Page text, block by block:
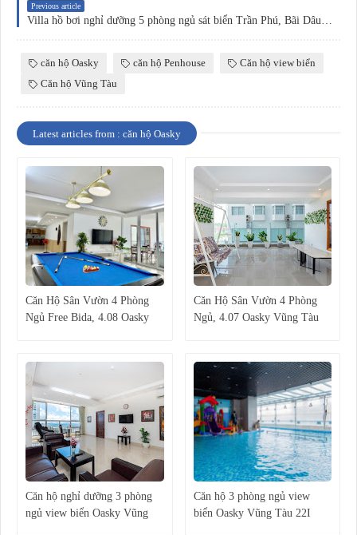
Previous article
căn hộ Oasky căn hộ Penhouse
Căn hộ view biển
Căn hộ Vũng Tàu
Latest articles from : căn hộ Oasky
Căn Hộ Sân Vườn 4 Phòng
Ngủ Free Bida, 4.08 Oasky
Căn Hộ Sân Vườn 4 Phòng
Ngủ, 4.07 Oasky Vũng Tàu
Căn hộ nghỉ dưỡng 3 phòng
ngủ view biển Oasky Vũng
Căn hộ 3 phòng ngủ view
biển Oasky Vũng Tàu 22I